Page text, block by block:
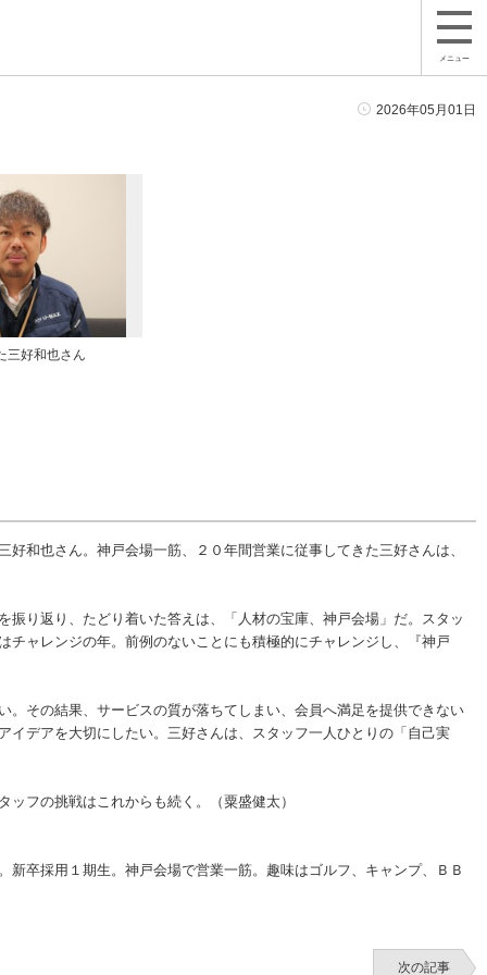
メニュー
2026年05月01日
三好和也さん
和也さん。神戸会場一筋、２０年間営業に従事してきた三好さんは、
り返り、たどり着いた答えは、「人材の宝庫、神戸会場」だ。スタッ
ャレンジの年。前例のないことにも積極的にチャレンジし、『神戸
その結果、サービスの質が落ちてしまい、会員へ満足を提供できない
デアを大切にしたい。三好さんは、スタッフ一人ひとりの「自己実
フの挑戦はこれからも続く。（粟盛健太）
卒採用１期生。神戸会場で営業一筋。趣味はゴルフ、キャンプ、ＢＢ
次の記事